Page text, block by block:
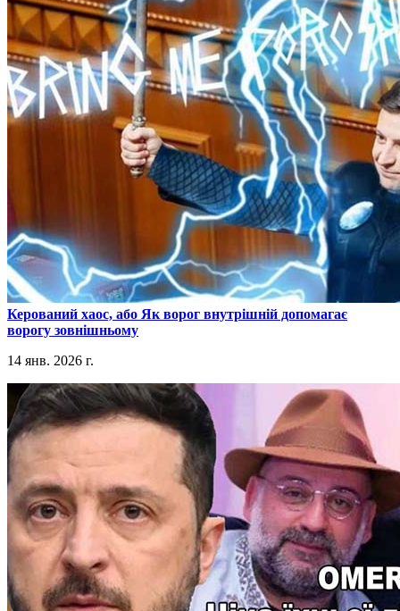
​Керований хаос, або Як ворог внутрішній допомагає
ворогу зовнішньому
14 янв. 2026 г.